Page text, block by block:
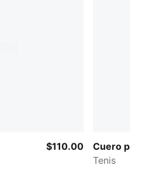
$110.00
Cuero para
Tenis